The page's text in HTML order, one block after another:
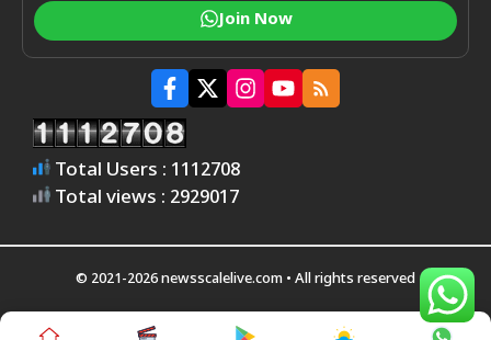
Join Now
Total Users : 1112708
Total views : 2929017
© 2021-2026 newsscalelive.com • All rights reserved